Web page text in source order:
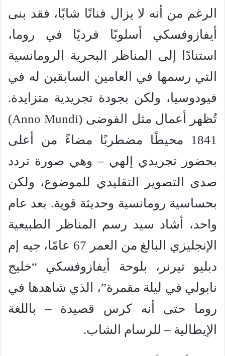
الرغم من أنه لا يزال فنانًا شابًا، فقد بنى
أيفازوفسكي أسلوبًا فرديًا في روما،
استنادًا إلى المناظر البحرية الرومانسية
التي رسمها في العامين السابقين له في
فيودوسيا، ولكن بجودة تجريدية متزايدة.
تُظهر أعمال مثل الفوضى (Anno Mundi)
1841 محيطًا مضطربًا مضاءً من أعلى
بحضور تجريدي إلهي – وهي صورة تردد
صدى التصوير التقليدي للموضوع، ولكن
بحساسية رومانسية وحديثة قوية. بعد عام
واحد، أشاد سيد رسم المناظر الطبيعية
الإنجليزي البالغ من العمر 67 عامًا، جيه إم
دبليو تيرنر، بلوحة أيفازوفسكي “خليج
نابولي في ليلة مقمرة”، الذي شاهدها في
روما حتى أنه كرس قصيدة – باللغة
الإيطالية – للرسام الشاب.